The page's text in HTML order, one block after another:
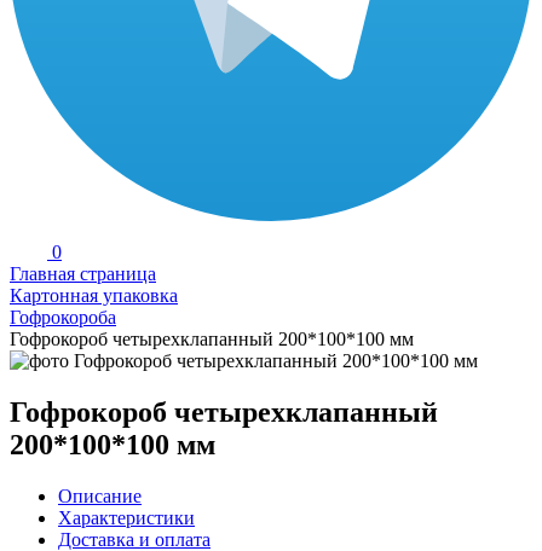
0
Главная страница
Картонная упаковка
Гофрокороба
Гофрокороб четырехклапанный 200*100*100 мм
Гофрокороб четырехклапанный
200*100*100 мм
Описание
Характеристики
Доставка и оплата